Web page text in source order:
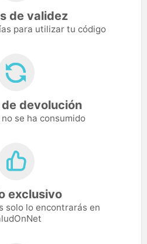
de validez
para utilizar tu código
devolución
se ha consumido
exclusivo
solo lo encontrarás en